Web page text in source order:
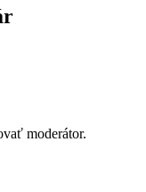
moderátor.